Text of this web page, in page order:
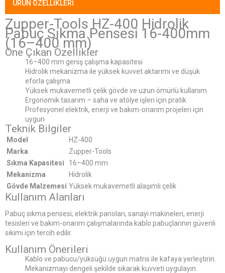
ÜRÜN ÖZELLIKLERI
Zupper-Tools HZ-400 Hidrolik
Pabuç Sıkma Pensesi 16-400mm
(16–400 mm)
Öne Çıkan Özellikler
16–400 mm geniş çalışma kapasitesi
Hidrolik mekanizma ile yüksek kuvvet aktarımı ve düşük
eforla çalışma
Yüksek mukavemetli çelik gövde ve uzun ömürlü kullanım
Ergonomik tasarım – saha ve atölye işleri için pratik
Profesyonel elektrik, enerji ve bakım-onarım projeleri için
uygun
Teknik Bilgiler
Model
HZ-400
Marka
Zupper-Tools
Sıkma Kapasitesi
16–400 mm
Mekanizma
Hidrolik
Gövde Malzemesi Yüksek mukavemetli alaşımlı çelik
Kullanım Alanları
Pabuç sıkma pensesi; elektrik panoları, sanayi makineleri, enerji
tesisleri ve bakım-onarım çalışmalarında kablo pabuçlarının güvenli
sıkımı için tercih edilir.
Kullanım Önerileri
Kablo ve pabucu/yüksüğü uygun matris ile kafaya yerleştirin.
Mekanizmayı dengeli şekilde sıkarak kuvveti uygulayın.